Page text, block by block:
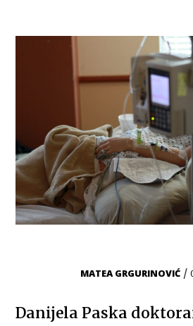
MATEA GRGURINOVIĆ/
Danijela Paska